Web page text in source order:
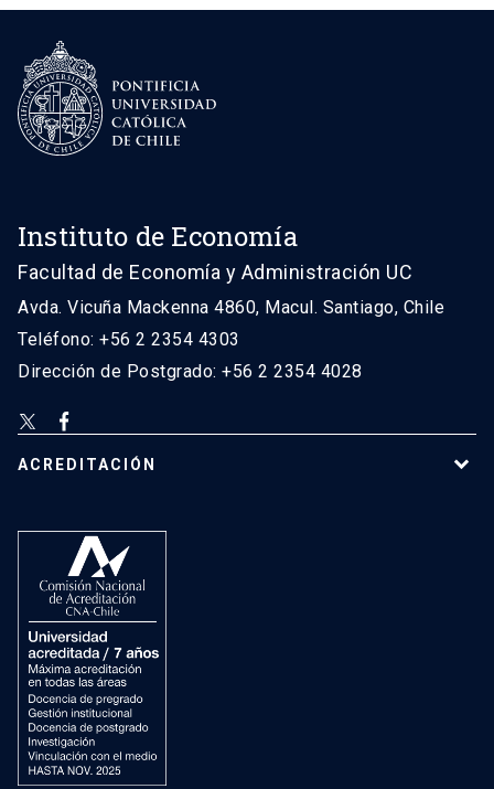
Instituto de Economía
Facultad de Economía y Administración UC
Avda. Vicuña Mackenna 4860, Macul. Santiago, Chile
Teléfono: +56 2 2354 4303
Dirección de Postgrado: +56 2 2354 4028
ACREDITACIÓN